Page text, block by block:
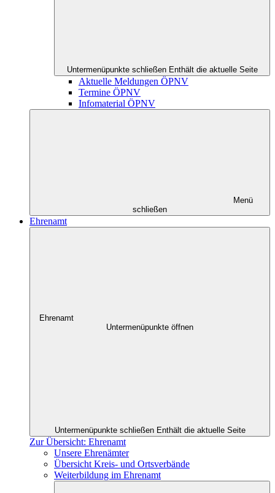
Untermenüpunkte schließen Enthält die aktuelle Seite
Aktuelle Meldungen ÖPNV
Termine ÖPNV
Infomaterial ÖPNV
Menü
schließen
Ehrenamt
Ehrenamt
Untermenüpunkte öffnen
Untermenüpunkte schließen Enthält die aktuelle Seite
Zur Übersicht: Ehrenamt
Unsere Ehrenämter
Übersicht Kreis- und Ortsverbände
Weiterbildung im Ehrenamt